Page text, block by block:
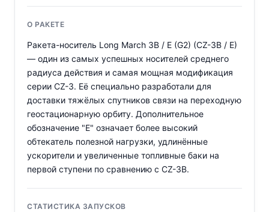
О РАКЕТЕ
Ракета-носитель Long March 3B / E (G2) (CZ-3B / E)
— один из самых успешных носителей среднего
радиуса действия и самая мощная модификация
серии CZ-3. Её специально разработали для
доставки тяжёлых спутников связи на переходную
геостационарную орбиту. Дополнительное
обозначение "E" означает более высокий
обтекатель полезной нагрузки, удлинённые
ускорители и увеличенные топливные баки на
первой ступени по сравнению с CZ-3B.
СТАТИСТИКА ЗАПУСКОВ